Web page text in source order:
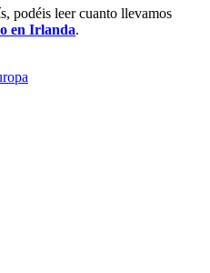
podéis leer cuanto llevamos
en Irlanda.